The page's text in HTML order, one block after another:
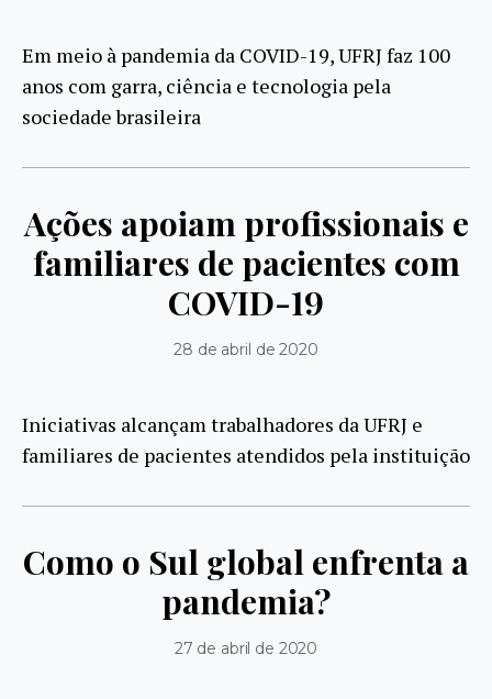
Em meio à pandemia da COVID-19, UFRJ faz 100
anos com garra, ciência e tecnologia pela
sociedade brasileira
Ações apoiam profissionais e
familiares de pacientes com
COVID-19
28 de abril de 2020
Iniciativas alcançam trabalhadores da UFRJ e
familiares de pacientes atendidos pela instituição
Como o Sul global enfrenta a
pandemia?
27 de abril de 2020